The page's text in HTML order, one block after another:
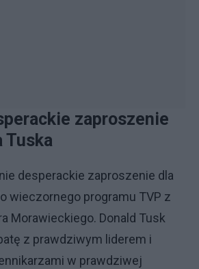
zaproszenie
Tuska
desperackie zaproszenie dla
wieczornego programu TVP z
Morawieckiego. Donald Tusk
z prawdziwym liderem i
w prawdziwej